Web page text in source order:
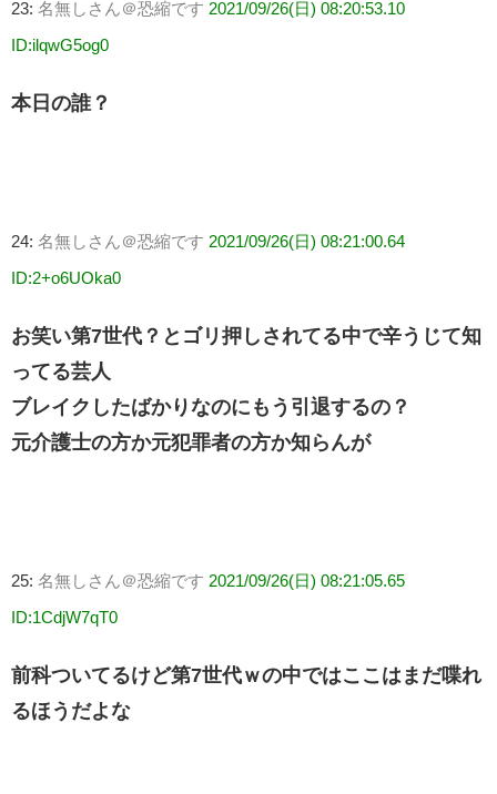
23: 名無しさん＠恐縮です 2021/09/26(日) 08:20:53.10
ID:ilqwG5og0
本日の誰？
24: 名無しさん＠恐縮です 2021/09/26(日) 08:21:00.64
ID:2+o6UOka0
お笑い第7世代？とゴリ押しされてる中で辛うじて知
ってる芸人
ブレイクしたばかりなのにもう引退するの？
元介護士の方か元犯罪者の方か知らんが
25: 名無しさん＠恐縮です 2021/09/26(日) 08:21:05.65
ID:1CdjW7qT0
前科ついてるけど第7世代ｗの中ではここはまだ喋れ
るほうだよな